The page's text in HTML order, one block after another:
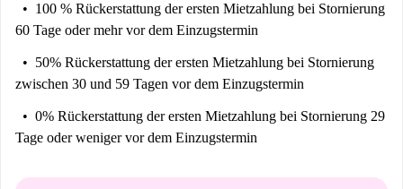
100 % Rückerstattung der ersten Mietzahlung bei Stornierung
60 Tage oder mehr vor dem Einzugstermin
50% Rückerstattung der ersten Mietzahlung bei Stornierung
zwischen 30 und 59 Tagen vor dem Einzugstermin
0% Rückerstattung der ersten Mietzahlung bei Stornierung 29
Tage oder weniger vor dem Einzugstermin